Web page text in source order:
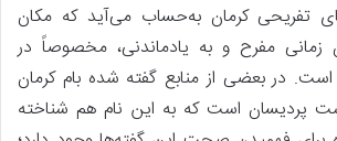
تفریحی کرمان به‌حساب می‌آید که مکان
زمانی مفرح و به یادماندنی، مخصوصاً در
در بعضی از منابع گفته شده بام کرمان
پردیسان است که به این نام هم شناخته